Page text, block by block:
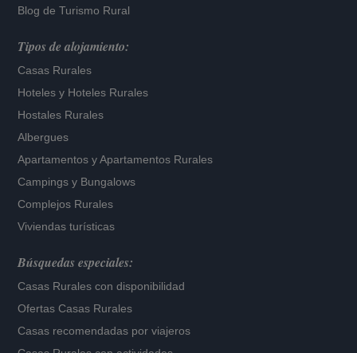
Blog de Turismo Rural
Tipos de alojamiento:
Casas Rurales
Hoteles y Hoteles Rurales
Hostales Rurales
Albergues
Apartamentos yApartamentos Rurales
Campings y Bungalows
Complejos Rurales
Viviendas turísticas
Búsquedas especiales:
Casas Rurales con disponibilidad
Ofertas Casas Rurales
Casas recomendadas por viajeros